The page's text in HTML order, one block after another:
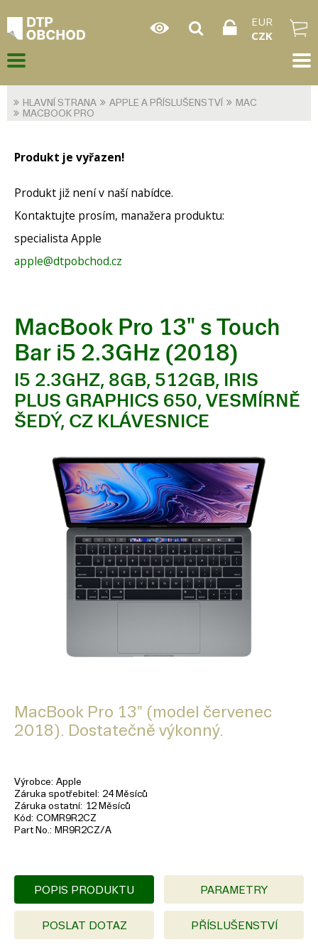
EUR
CZK
HLAVNÍ STRANA APPLE A PŘÍSLUŠENSTVÍ
MAC
MACBOOK PRO
Produkt je vyřazen!
Produkt již není v naší nabídce.
Kontaktujte prosím, manažera produktu:
specialista Apple
apple@dtpobchod.cz
MacBook Pro 13" s Touch
Bar i5 2.3GHz (2018)
I5 2.3GHZ, 8GB, 512GB, IRIS
PLUS GRAPHICS 650, VESMÍRNĚ
ŠEDÝ, CZ KLÁVESNICE
MacBook Pro 13" (model červenec
2018). Dostatečně výkonný.
Výrobce Apple
Záruka spotřebitel
24 Měsíců
Záruka ostatní 12 Měsíců
Kód COMR9R2CZ
Part No.
MR9R2CZ/A
POPIS PRODUKTU PARAMETRY
POSLAT DOTAZ PŘÍSLUŠENSTVÍ